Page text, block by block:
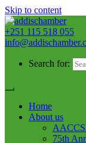
Skip to content
addischamber
+251 115 518 055
Search for:
Home
About us
75th